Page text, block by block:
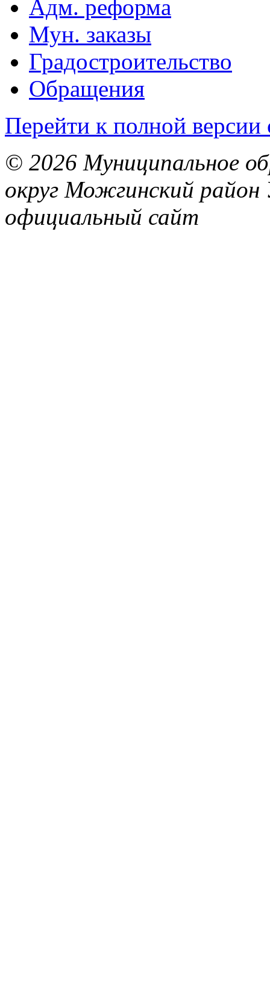
Адм. реформа
Мун. заказы
Градостроительство
Обращения
Перейти к полной версии
© 2026 Муниципальное
округ Можгинский район
официальный сайт